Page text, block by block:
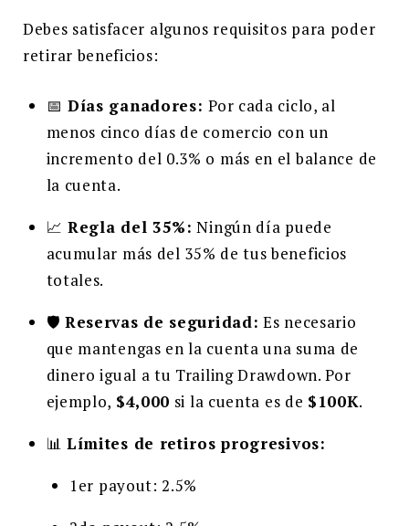
Debes satisfacer algunos requisitos para poder
retirar beneficios:
📅 Días ganadores:Por cada ciclo, al
menos cinco días de comercio con un
incremento del 0.3% o más en el balance de
la cuenta.
📈 Regla del 35%: Ningún día puede
acumular más del 35% de tus beneficios
totales.
🛡️ Reservas de seguridad: Es necesario
que mantengas en la cuenta una suma de
dinero igual a tu Trailing Drawdown. Por
ejemplo, $4,000 si la cuenta es de $100K.
📊 Límites de retiros progresivos:
1er payout: 2.5%